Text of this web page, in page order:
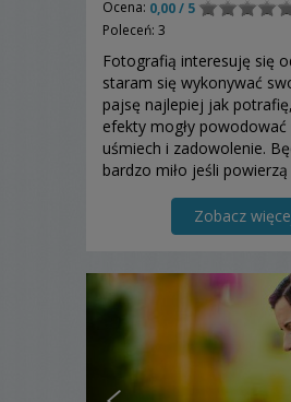
Ocena: 0,00 / 5
Poleceń: 3
Fotografią interesuję się
staram się wykonywać
pajsę najlepiej jak
efekty mogły
uśmiech i zadowolenie.
bardzo miło jeśli
udokumentowania na
niezapomnianych chwil w
Zobacz